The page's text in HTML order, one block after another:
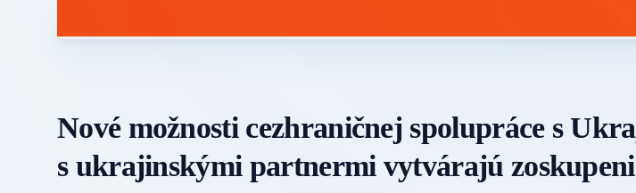
Nové možnosti cezhraničnej spolupráce s
s ukrajinskými partnermi vytvárajú